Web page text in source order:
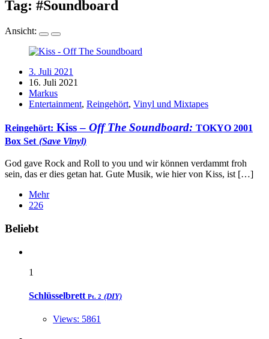
Tag: #Soundboard
Ansicht:
3. Juli 2021
16. Juli 2021
Markus
Entertainment, Reingehört, Vinyl und Mixtapes
Reingehört: Kiss– Off The Soundboard: TOKYO 2001
Box Set (Save Vinyl)
God gave Rock and Roll to you und wir können verdammt froh
sein, das er dies getan hat. Gute Musik, wie hier von Kiss, ist […]
Mehr
226
Widgets
Beliebt
1
Schlüsselbrett Pt. 2 (DIY)
Views: 5861